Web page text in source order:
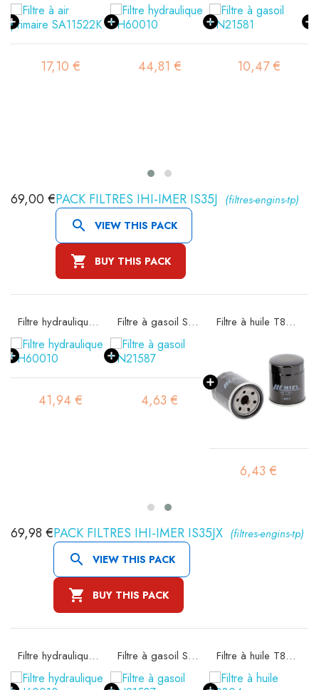
17,10 € 44,81 € 10,47 €
PACK FILTRES IHI-IMER IS35J (filtres-engins-tp)
 VIEW THIS PACK
 BUY THIS PACK
69,00 €
Filtre hydraulique SH60010
41,94 €
Filtre à gasoil SN21587
4,63 €
Filtre à huile T8307
6,43 €
PACK FILTRES IHI-IMER IS35JX (filtres-engins-tp)
 VIEW THIS PACK
 BUY THIS PACK
69,98 €
Filtre hydraulique SH60010 Filtre à gasoil SN21587 Filtre à huile T8304